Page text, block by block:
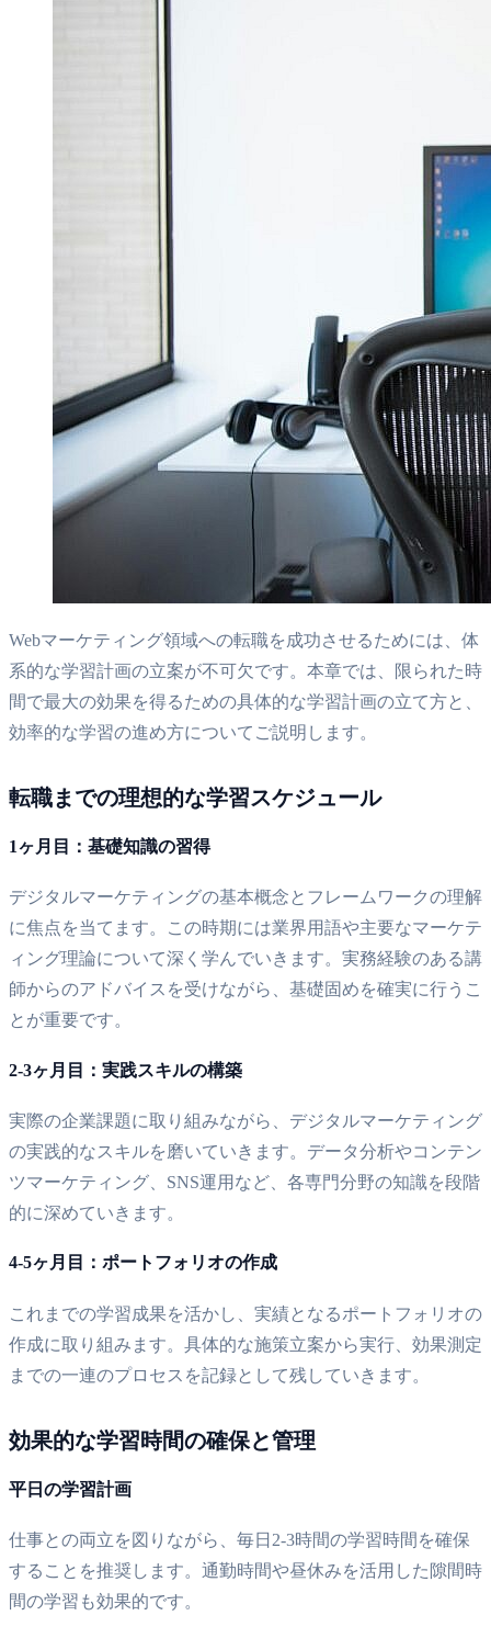
Webマーケティング領域への転職を成功させるためには、体
系的な学習計画の立案が不可欠です。本章では、限られた時
間で最大の効果を得るための具体的な学習計画の立て方と、
効率的な学習の進め方についてご説明します。
転職までの理想的な学習スケジュール
1ヶ月目：基礎知識の習得
デジタルマーケティングの基本概念とフレームワークの理解
に焦点を当てます。この時期には業界用語や主要なマーケテ
ィング理論について深く学んでいきます。実務経験のある講
師からのアドバイスを受けながら、基礎固めを確実に行うこ
とが重要です。
2-3ヶ月目：実践スキルの構築
実際の企業課題に取り組みながら、デジタルマーケティング
の実践的なスキルを磨いていきます。データ分析やコンテン
ツマーケティング、SNS運用など、各専門分野の知識を段階
的に深めていきます。
4-5ヶ月目：ポートフォリオの作成
これまでの学習成果を活かし、実績となるポートフォリオの
作成に取り組みます。具体的な施策立案から実行、効果測定
までの一連のプロセスを記録として残していきます。
効果的な学習時間の確保と管理
平日の学習計画
仕事との両立を図りながら、毎日2-3時間の学習時間を確保
することを推奨します。通勤時間や昼休みを活用した隙間時
間の学習も効果的です。